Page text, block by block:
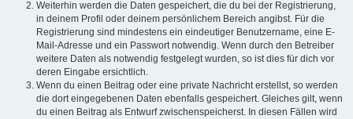
Weiterhin werden die Daten gespeichert, die du bei der Registrierung,
in deinem Profil oder deinem persönlichem Bereich angibst. Für die
Registrierung sind mindestens ein eindeutiger Benutzername, eine E-
Mail-Adresse und ein Passwort notwendig. Wenn durch den Betreiber
weitere Daten als notwendig festgelegt wurden, so ist dies für dich vor
deren Eingabe ersichtlich.
Wenn du einen Beitrag oder eine private Nachricht erstellst, so werden
die dort eingegebenen Daten ebenfalls gespeichert. Gleiches gilt, wenn
du einen Beitrag als Entwurf zwischenspeicherst. In diesen Fällen wird